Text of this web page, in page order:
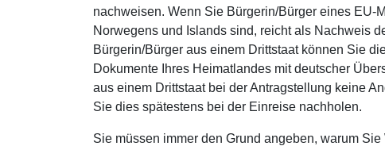
nachweisen. Wenn Sie Bürgerin/Bürger eines EU-
Norwegens und Islands sind, reicht als Nachweis
Bürgerin/Bürger aus einem Drittstaat können Sie
Dokumente Ihres Heimatlandes mit deutscher
aus einem Drittstaat bei der Antragstellung keine
Sie dies spätestens bei der Einreise nachholen.
Sie müssen immer den Grund angeben, warum